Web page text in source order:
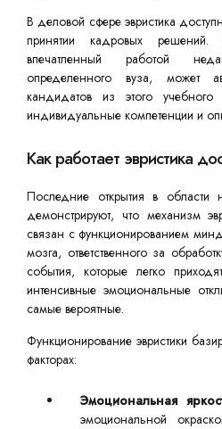
В деловой сфере эвристика
принятии кадровых решений.
впечатленный работой
определенного вуза, может
кандидатов из этого
индивидуальные компетенции и
Как работает эвристика
Последние открытия в области
демонстрируют, что механизм
связан с функционированием
мозга, ответственного за
события, которые легко
интенсивные эмоциональные
самые вероятные.
Функционирование эвристики
факторах:
Эмоциональная
эмоциональной